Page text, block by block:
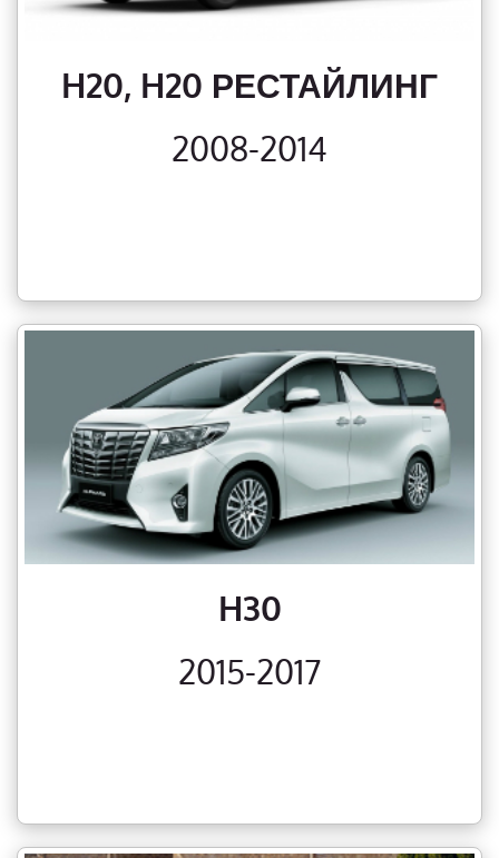
H20, H20 РЕСТАЙЛИНГ
2008-2014
H30
2015-2017